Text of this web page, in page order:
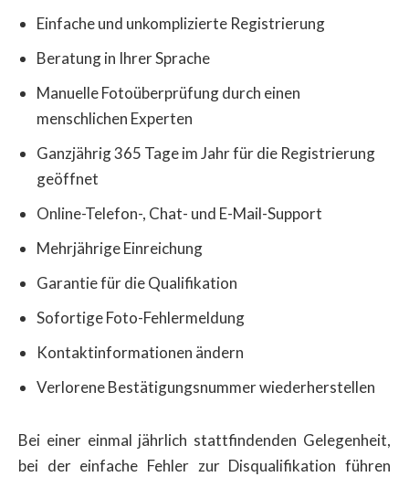
Einfache und unkomplizierte Registrierung
Beratung in Ihrer Sprache
Manuelle Fotoüberprüfung durch einen
menschlichen Experten
Ganzjährig 365 Tage im Jahr für die Registrierung
geöffnet
Online-Telefon-, Chat- und E-Mail-Support
Mehrjährige Einreichung
Garantie für die Qualifikation
Sofortige Foto-Fehlermeldung
Kontaktinformationen ändern
Verlorene Bestätigungsnummer wiederherstellen
Bei einer einmal jährlich stattfindenden Gelegenheit,
bei der einfache Fehler zur Disqualifikation führen